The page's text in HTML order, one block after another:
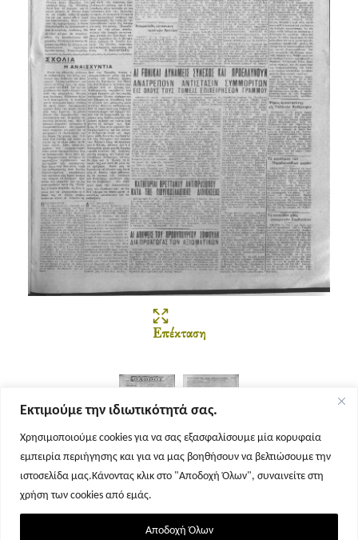
Εκτιμούμε την ιδιωτικότητά σας.
Χρησιμοποιούμε cookies για να σας εξασφαλίσουμε μία κορυφαία
εμπειρία περιήγησης και για να μας βοηθήσουν να βελτιώσουμε την
ιστοσελίδα μας.Κάνοντας κλικ στο "Αποδοχή Όλων", συναινείτε στη
χρήση των cookies από εμάς.
Αποδοχή Όλων
Επέκταση
Σελίδα 1 Σελίδα 2